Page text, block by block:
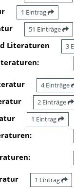
1 Eintrag
51 Einträge
Literaturen 3
4 Einträge
2 Einträge
1 Eintrag
1 Eintrag